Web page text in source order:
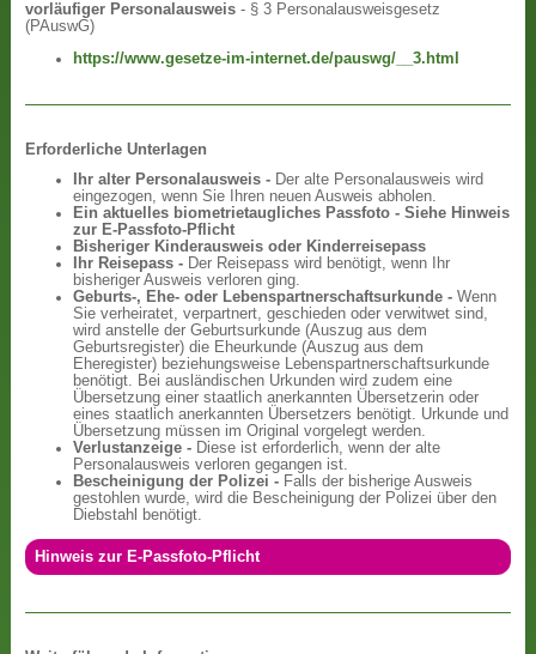
vorläufiger Personalausweis - § 3 Personalausweisgesetz
(PAuswG)
https://www.gesetze-im-internet.de/pauswg/__3.html
Erforderliche Unterlagen
Ihr alter Personalausweis - Der alte Personalausweis wird
eingezogen, wenn Sie Ihren neuen Ausweis abholen.
Ein aktuelles biometrietaugliches Passfoto - Siehe Hinweis
zur E-Passfoto-Pflicht
Bisheriger Kinderausweis oder Kinderreisepass
Ihr Reisepass - Der Reisepass wird benötigt, wenn Ihr
bisheriger Ausweis verloren ging.
Geburts-, Ehe- oder Lebenspartnerschaftsurkunde -Wenn
Sie verheiratet, verpartnert, geschieden oder verwitwet sind,
wird anstelle der Geburtsurkunde (Auszug aus dem
Geburtsregister) die Eheurkunde (Auszug aus dem
Eheregister) beziehungsweise Lebenspartnerschaftsurkunde
benötigt. Bei ausländischen Urkunden wird zudem eine
Übersetzung einer staatlich anerkannten Übersetzerin oder
eines staatlich anerkannten Übersetzers benötigt. Urkunde und
Übersetzung müssen im Original vorgelegt werden.
Verlustanzeige - Diese ist erforderlich, wenn der alte
Personalausweis verloren gegangen ist.
Bescheinigung der Polizei - Falls der bisherige Ausweis
gestohlen wurde, wird die Bescheinigung der Polizei über den
Diebstahl benötigt.
Hinweis zur E-Passfoto-Pflicht